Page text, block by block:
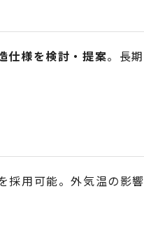
仕様を検討・提案。長
採用可能。外気温の影